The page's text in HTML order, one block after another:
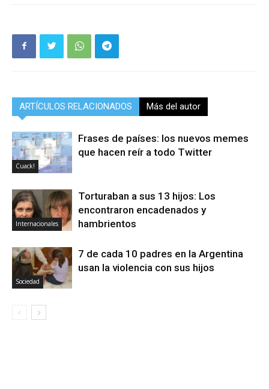
ARTÍCULOS RELACIONADOS Más del autor
Cuack!
Frases de países: los nuevos memes
que hacen reír a todo Twitter
Internacionales
Torturaban a sus 13 hijos: Los
encontraron encadenados y
hambrientos
Sociedad
7 de cada 10 padres en la Argentina
usan la violencia con sus hijos